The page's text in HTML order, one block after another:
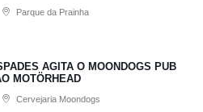
Parque da Prainha
AGITA O MOONDOGS PUB
MOTÖRHEAD
Cervejaria Moondogs